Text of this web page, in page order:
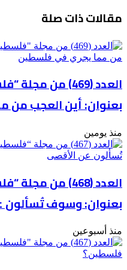
المتطرفين
على
المجتمع
المسيحي
مقالات ذات صلة
العدد (469) من
بعنوان: أين العجب
منذ يومين
العدد (468) من
بعنوان: وسوف تُسألون
منذ أسبوعين